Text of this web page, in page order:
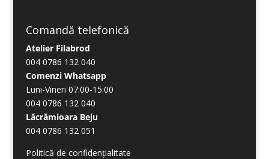
Comandă telefonică
Atelier Filabrod
004 0786 132 040
Comenzi Whatsapp
Luni-Vineri 07:00-15:00
004 0786 132 040
Lăcrămioara Beju
004 0786 132 051
Politică de confidențialitate